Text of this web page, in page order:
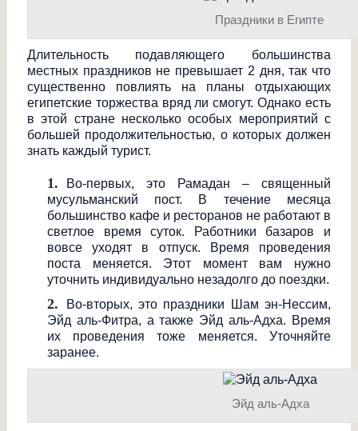
Праздники в Египте
Длительность подавляющего большинства
местных праздников не превышает 2 дня, так что
существенно повлиять на планы отдыхающих
египетские торжества вряд ли смогут. Однако есть
в этой стране несколько особых мероприятий с
большей продолжительностью, о которых должен
знать каждый турист.
Во-первых, это Рамадан – священный
мусульманский пост. В течение месяца
большинство кафе и ресторанов не работают в
светлое время суток. Работники базаров и
вовсе уходят в отпуск. Время проведения
поста меняется. Этот момент вам нужно
уточнить индивидуально незадолго до поездки.
Во-вторых, это праздники Шам эн-Нессим,
Эйд аль-Фитра, а также Эйд аль-Адха. Время
их проведения тоже меняется. Уточняйте
заранее.
Эйд аль-Адха